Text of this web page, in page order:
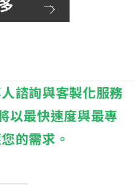
諮詢與客製化服務
以最快速度與最專
的需求。